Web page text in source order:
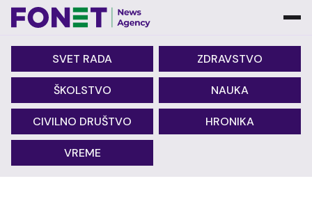
SVET RADA ZDRAVSTVO
ŠKOLSTVO NAUKA
CIVILNO DRUŠTVO HRONIKA
VREME